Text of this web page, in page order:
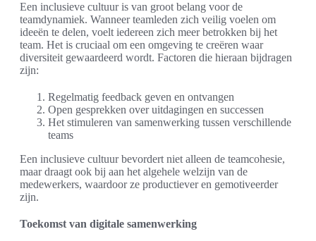
Een inclusieve cultuur is van groot belang voor de
teamdynamiek. Wanneer teamleden zich veilig voelen om
ideeën te delen, voelt iedereen zich meer betrokken bij het
team. Het is cruciaal om een omgeving te creëren waar
diversiteit gewaardeerd wordt. Factoren die hieraan bijdragen
zijn:
Regelmatig feedback geven en ontvangen
Open gesprekken over uitdagingen en successen
Het stimuleren van samenwerking tussen verschillende
teams
Een inclusieve cultuur bevordert niet alleen de teamcohesie,
maar draagt ook bij aan het algehele welzijn van de
medewerkers, waardoor ze productiever en gemotiveerder
zijn.
Toekomst van digitale samenwerking